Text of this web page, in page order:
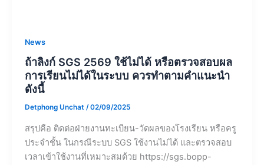
News
ถ้าลิงก์ SGS 2569 ใช้ไม่ได้ หรือตรวจสอบผล
การเรียนไม่ได้ในระบบ ควรทำตามคำแนะนำ
ดังนี้
Detphong Unchat /02/09/2025
สรุปคือ ติดต่อฝ่ายงานทะเบียน-วัดผลของโรงเรียน หรือครู
ประจำชั้น ในกรณีระบบ SGS ใช้งานไม่ได้ และตรวจสอบ
เวลาเข้าใช้งานที่เหมาะสมด้วย https://sgs.bopp-